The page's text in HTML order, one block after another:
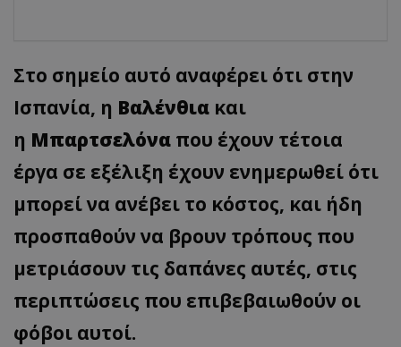
Στο σημείο αυτό αναφέρει ότι στην
Ισπανία, η Βαλένθια και
η Μπαρτσελόνα που έχουν τέτοια
έργα σε εξέλιξη έχουν ενημερωθεί ότι
μπορεί να ανέβει το κόστος, και ήδη
προσπαθούν να βρουν τρόπους που
μετριάσουν τις δαπάνες αυτές, στις
περιπτώσεις που επιβεβαιωθούν οι
φόβοι αυτοί.